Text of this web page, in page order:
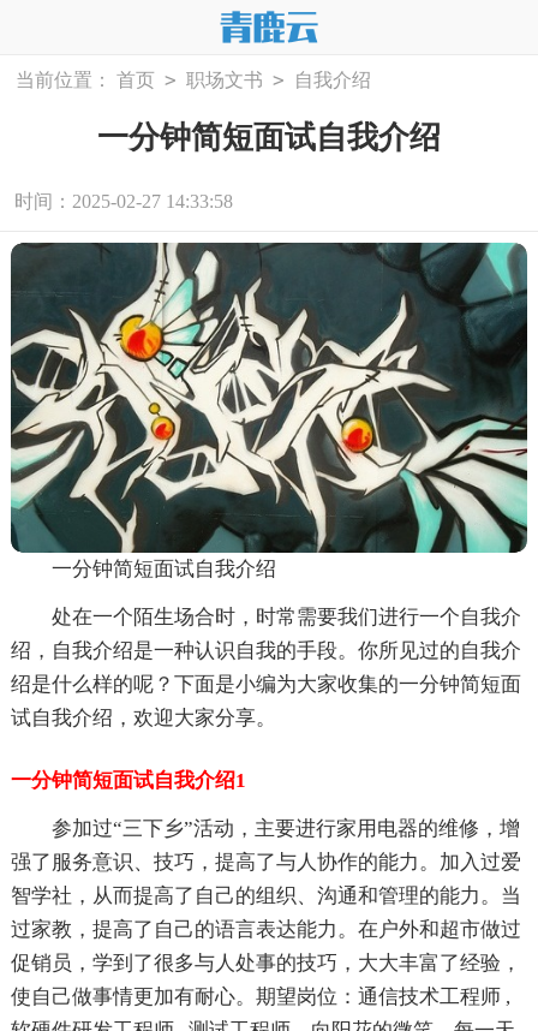
当前位置： 首页 > 职场文书 > 自我介绍
一分钟简短面试自我介绍
时间：2025-02-27 14:33:58
一分钟简短面试自我介绍
处在一个陌生场合时，时常需要我们进行一个自我介
绍，自我介绍是一种认识自我的手段。你所见过的自我介
绍是什么样的呢？下面是小编为大家收集的一分钟简短面
试自我介绍，欢迎大家分享。
一分钟简短面试自我介绍1
参加过“三下乡”活动，主要进行家用电器的维修，增
强了服务意识、技巧，提高了与人协作的能力。加入过爱
智学社，从而提高了自己的组织、沟通和管理的能力。当
过家教，提高了自己的语言表达能力。在户外和超市做过
促销员，学到了很多与人处事的技巧，大大丰富了经验，
使自己做事情更加有耐心。期望岗位：通信技术工程师 ,